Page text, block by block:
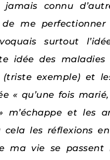
connu
me
surtout
idée des
(triste exemple) et
« qu’une fois
et les
les réflexions
ma vie se